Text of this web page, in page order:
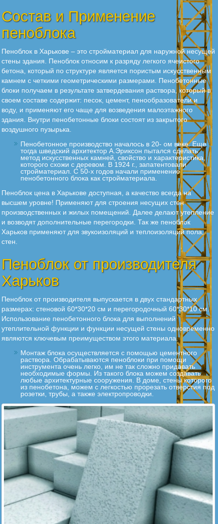
Состав и Применение
пеноблока
Пеноблок в Харькове – это стройматериал для наружной несущей
стены здания. Пеноблок относим к разряду легкого ячеистого
бетона, который по структуре является пористым искусственным
камнем с четкими геометрическими размерами. Пенобетонные
блоки получаем в результате затвердевания раствора, который в
своем составе содержит: песок, цемент, пенообразователи и
воду, и применяют его чаще для возведения малоэтажного
здания. Внутри пенобетонные блоки состоят из закрытого
воздушного пузырька.
Пенобетонное производство началось в 20- ом веке. Еще
тогда шведский архитектор А.Эриксон пытался сделать
метод искусственных камней, свойство и характеристика,
которого схожи с деревом. В 1924 г., запатентовали
стройматериал. С 50-х годов начали применение
пенобетонного блока как стройматериала.
Пеноблок цена в Харькове доступная, а качество всегда на
высшем уровне! Применяют для строения несущих стен
производственных и жилых помещений. Далее делают утепление
и возводят дополнительные перегородки. Так же пеноблок
Харьков применяют для звукоизоляций и теплоизоляций пола,
стен.
Пеноблок от производителя
Харьков
Пеноблок от производителя выпускается в двух стандартных
размерах: стеновой 60*30*20 см и перегородочный 60*30*10 см.
Использование пенобетонного блока для выполнений
утеплительной функции и функции несущей стены одновременно
являются ключевым преимуществом этого материала.
Монтаж блока осуществляется с помощью цементного
раствора. Обрабатываются пеноблоки при помощи
инструмента очень легко, им не так сложно придавать
необходимые формы. Из такого блока можем создавать
любые архитектурные сооружения. В доме, стены которого
из пенобетона, можем с легкостью прорезать отверстия под
розетки, трубы, а также электропроводки.